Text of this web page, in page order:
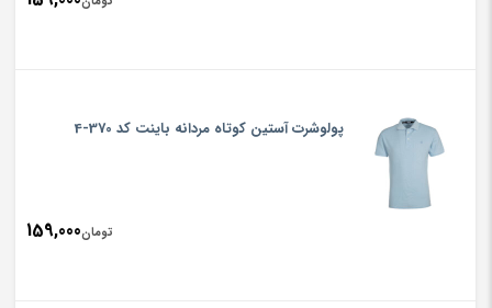
پولوشرت آستین کوتاه مردانه باینت کد 370-4
تومان159,000